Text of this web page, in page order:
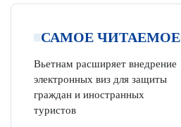
САМОЕ ЧИТАЕМОЕ
Вьетнам расширяет внедрение
электронных виз для защиты
граждан и иностранных
туристов